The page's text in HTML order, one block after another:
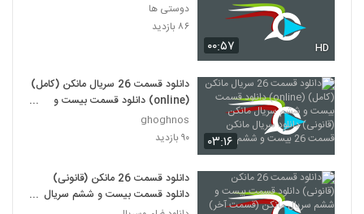
۰۰:۵۷ HD
دوستی ها
۸۶ بازدید
۰۳:۱۶
دانلود قسمت 26 سریال مانکن (کامل)
(online) دانلود قسمت بیست و
ششم سریال مانکن (قانونی) دانلود
ششم
ghoghnos
۹۰ بازدید
دانلود قسمت 26 مانکن (قانونی)
دانلود قسمت بیست و ششم سریال